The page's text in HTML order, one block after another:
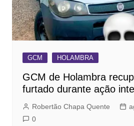
GCM HOLAMBRA
GCM de Holambra
furtado durante ação
Robertão Chapa Quente
0